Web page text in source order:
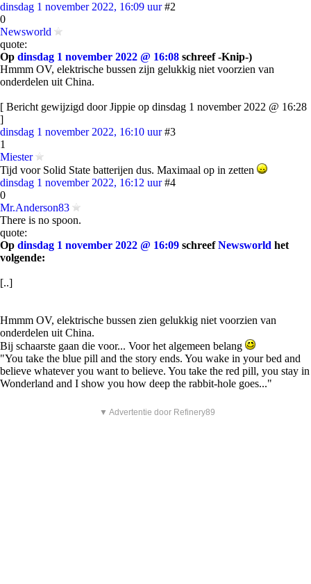
dinsdag 1 november 2022, 16:09 uur #2
0
Newsworld
quote:
Op dinsdag 1 november 2022 @ 16:08 schreef -Knip-)
Hmmm OV, elektrische bussen zijn gelukkig niet voorzien van
onderdelen uit China.
[ Bericht gewijzigd door Jippie op dinsdag 1 november 2022 @ 16:28
]
dinsdag 1 november 2022, 16:10 uur #3
1
Miester
Tijd voor Solid State batterijen dus. Maximaal op in zetten
dinsdag 1 november 2022, 16:12 uur #4
0
Mr.Anderson83
There is no spoon.
quote:
Op dinsdag 1 november 2022 @ 16:09 schreefNewsworld het
volgende:
[..]
Hmmm OV, elektrische bussen zien gelukkig niet voorzien van
onderdelen uit China.
Bij schaarste gaan die voor... Voor het algemeen belang
"You take the blue pill and the story ends. You wake in your bed and
believe whatever you want to believe. You take the red pill, you stay in
Wonderland and I show you how deep the rabbit-hole goes..."
▼ Advertentie door Refinery89